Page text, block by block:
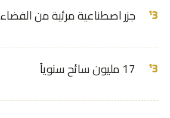
جزر اصطناعية مرئية من الفضاء
17 مليون سائح سنوياً